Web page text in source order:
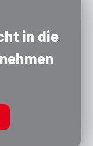
in die